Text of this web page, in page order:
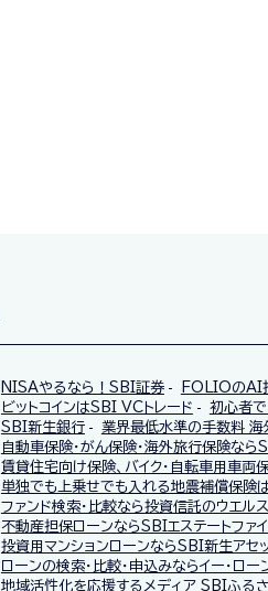
NISAやるなら！SBI証券 FOLIOのAI
ビットコインはSBI VCトレード
初心者
SBI新生銀行
業界最低水準の手数料 海
自動車保険・がん保険・海外旅行保険なら
賃貸住宅向け保険、バイク・自転車用車
単独でも上乗せでも入れる地震補償保険
ファンド検索・比較なら投資信託のウエル
不動産担保ローンならSBIエステートファ
投資用マンションローンならSBI新生アセッ
ローンの検索・比較・申込みならイー・ロー
地域活性化を応援するメディア SBIふる